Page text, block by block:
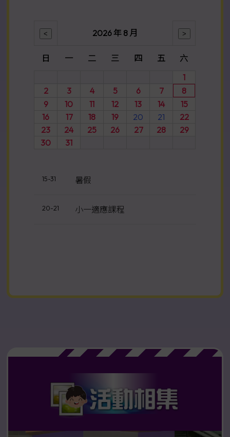
2026 年 8 月
日 一 二 三 四 五
六
1
2
3 4 5 6 7
8
9
10 11 12 13 14
15
16
17 18 19 20 21
22
23
24 25 26 27 28
29
30
31
15-31 暑假
20-21 小一適應課程